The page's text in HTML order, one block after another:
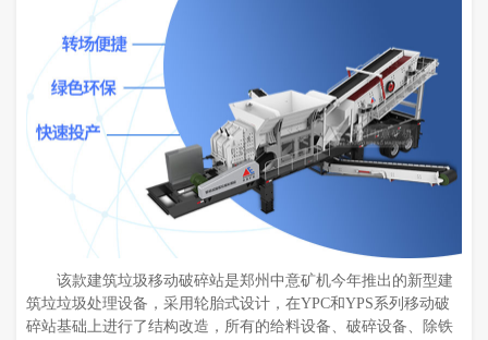
该款建筑垃圾移动破碎站是郑州中意矿机今年推出的新型建
筑垃垃圾处理设备，采用轮胎式设计，在YPC和YPS系列移动破
碎站基础上进行了结构改造，所有的给料设备、破碎设备、除铁